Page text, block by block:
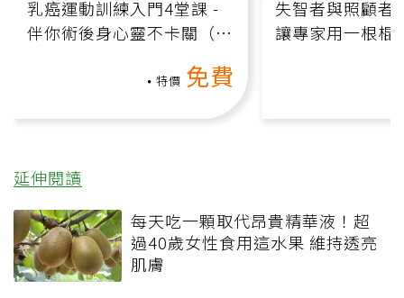
乳癌運動訓練入門4堂課 -
伴你術後身心靈不卡關（線
特價 免費
失智者與照顧者
讓專家用一根棍
延伸閱讀
每天吃一顆取代昂貴精華液！超
過40歲女性食用這水果 維持透亮
肌膚